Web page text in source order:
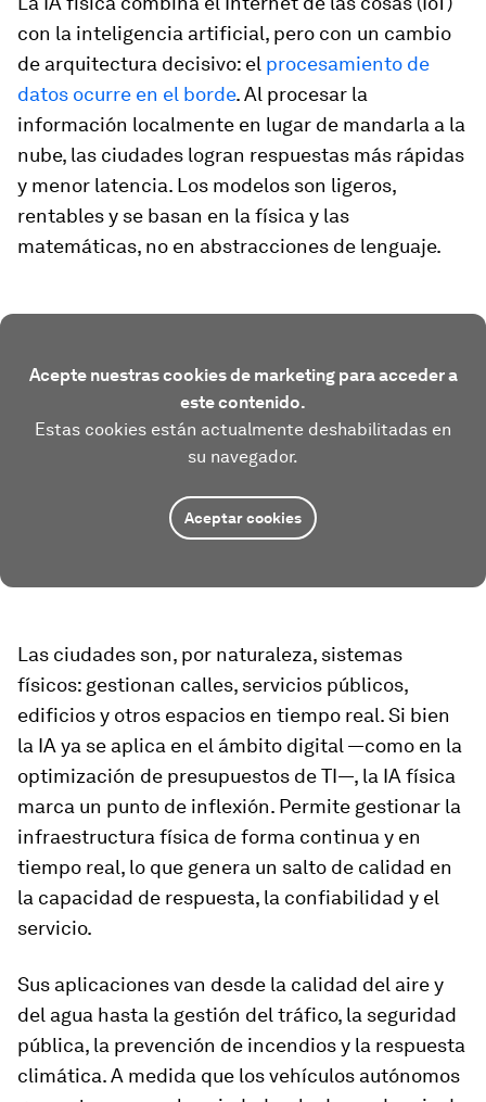
con la inteligencia artificial, pero con un cambio
de arquitectura decisivo: el procesamiento de
datos ocurre en el borde. Al procesar la
información localmente en lugar de mandarla a la
nube, las ciudades logran respuestas más rápidas
y menor latencia. Los modelos son ligeros,
rentables y se basan en la física y las
matemáticas, no en abstracciones de lenguaje.
Acepte nuestras cookies de marketing para acceder a
este contenido.
Estas cookies están actualmente deshabilitadas en
su navegador.
Aceptar cookies
Las ciudades son, por naturaleza, sistemas
físicos: gestionan calles, servicios públicos,
edificios y otros espacios en tiempo real. Si bien
la IA ya se aplica en el ámbito digital —como en la
optimización de presupuestos de TI—, la IA física
marca un punto de inflexión. Permite gestionar la
infraestructura física de forma continua y en
tiempo real, lo que genera un salto de calidad en
la capacidad de respuesta, la confiabilidad y el
servicio.
Sus aplicaciones van desde la calidad del aire y
del agua hasta la gestión del tráfico, la seguridad
pública, la prevención de incendios y la respuesta
climática. A medida que los vehículos autónomos